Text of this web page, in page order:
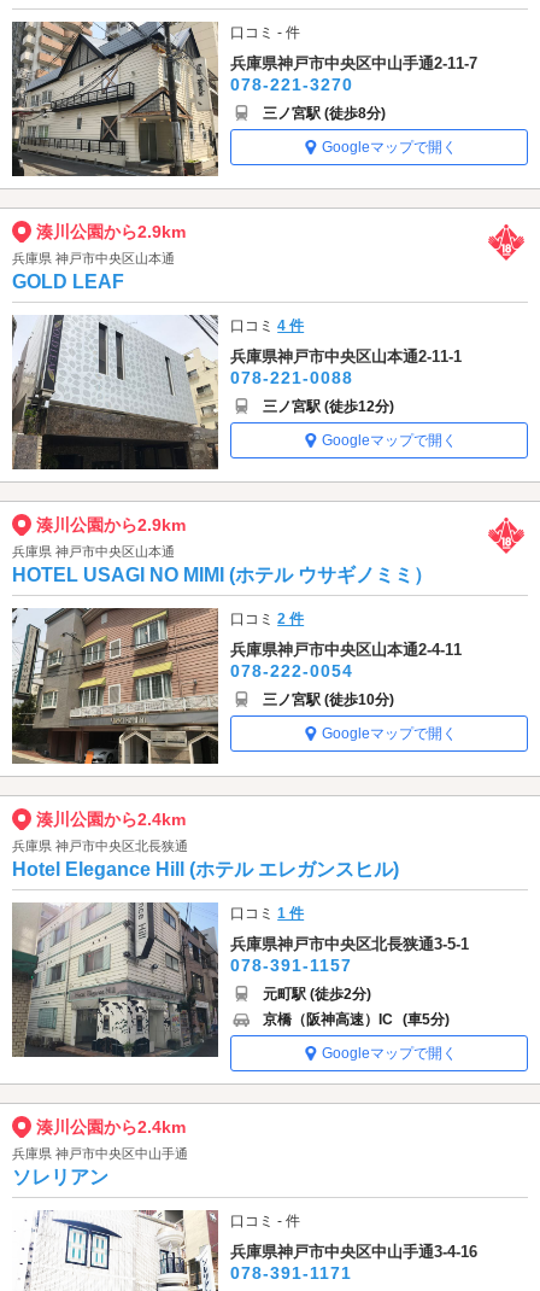
口コミ - 件
兵庫県神戸市中央区中山手通2-11-7
078-221-3270
三ノ宮駅 (徒歩8分)
Googleマップで開く
湊川公園から2.9km
兵庫県 神戸市中央区山本通
GOLD LEAF
口コミ4 件
兵庫県神戸市中央区山本通2-11-1
078-221-0088
三ノ宮駅 (徒歩12分)
Googleマップで開く
湊川公園から2.9km
兵庫県 神戸市中央区山本通
HOTEL USAGI NO MIMI (ホテル ウサギノミミ）
口コミ2 件
兵庫県神戸市中央区山本通2-4-11
078-222-0054
三ノ宮駅 (徒歩10分)
Googleマップで開く
湊川公園から2.4km
兵庫県 神戸市中央区北長狭通
Hotel Elegance Hill (ホテル エレガンスヒル)
口コミ1 件
兵庫県神戸市中央区北長狭通3-5-1
078-391-1157
元町駅 (徒歩2分)
京橋（阪神高速）IC (車5分)
Googleマップで開く
湊川公園から2.4km
兵庫県 神戸市中央区中山手通
ソレリアン
口コミ - 件
兵庫県神戸市中央区中山手通3-4-16
078-391-1171